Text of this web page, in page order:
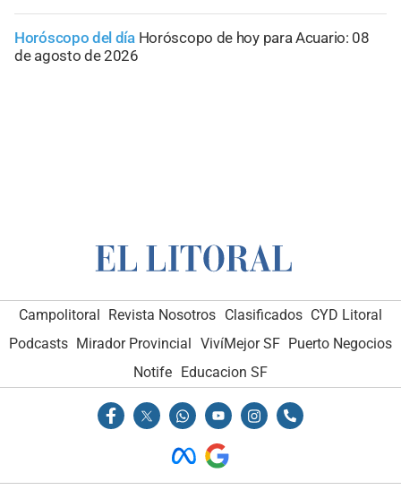
Horóscopo del día Horóscopo de hoy para Acuario: 08
de agosto de 2026
Campolitoral Revista Nosotros Clasificados CYD Litoral
Podcasts Mirador Provincial VivíMejor SF Puerto Negocios
Notife Educacion SF